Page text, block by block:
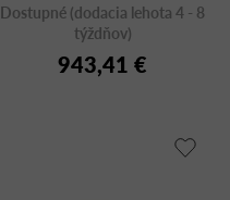
Dostupné (dodacia lehota 4 - 8
týždňov)
943,41 €